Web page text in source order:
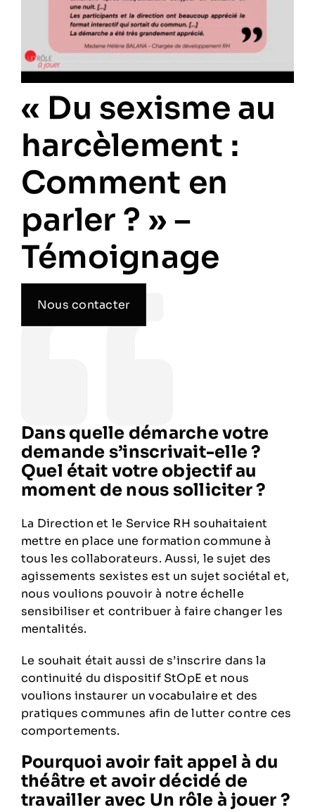
« Du sexisme au
harcèlement :
Comment en
parler ? » –
Témoignage
Nous contacter
Dans quelle démarche votre
demande s’inscrivait-elle ?
Quel était votre objectif au
moment de nous solliciter ?
La Direction et le Service RH souhaitaient
mettre en place une formation commune à
tous les collaborateurs. Aussi, le sujet des
agissements sexistes est un sujet sociétal et,
nous voulions pouvoir à notre échelle
sensibiliser et contribuer à faire changer les
mentalités.
Le souhait était aussi de s’inscrire dans la
continuité du dispositif StOpE et nous
voulions instaurer un vocabulaire et des
pratiques communes afin de lutter contre ces
comportements.
Pourquoi avoir fait appel à du
théâtre et avoir décidé de
travailler avec Un rôle à jouer ?